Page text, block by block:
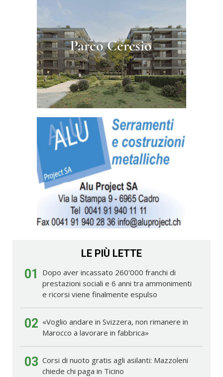
LE PIÙ LETTE
01
Dopo aver incassato 260'000 franchi di
prestazioni sociali e 6 anni tra ammonimenti
e ricorsi viene finalmente espulso
02 «Voglio andare in Svizzera, non rimanere in
Marocco a lavorare in fabbrica»
03 Corsi di nuoto gratis agli asilanti: Mazzoleni
chiede chi paga in Ticino